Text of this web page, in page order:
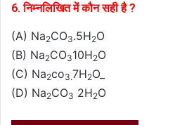
6. निम्नलिखित में कौन सही है ?
(A) Na2CO3.5H2O
(B) Na2CO310H2O
(C) Na2co3.7H2O_
(D) Na2CO3 2H2O